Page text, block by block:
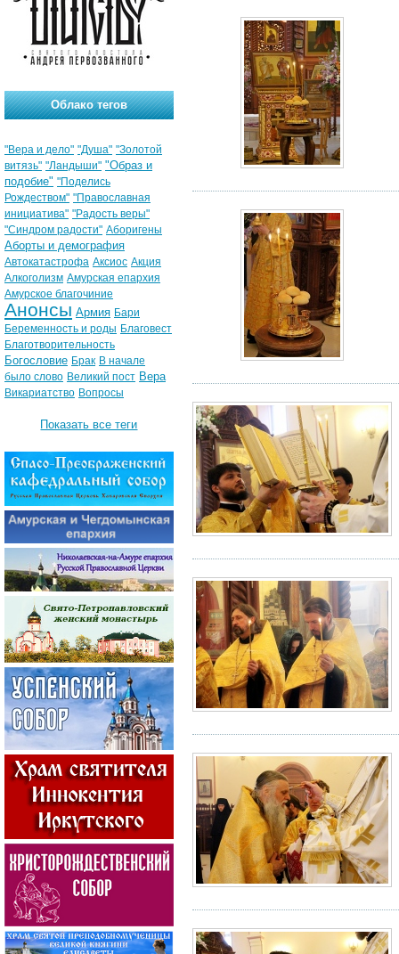
Облако тегов
"Вера и дело" "Душа" "Золотой
витязь" "Ландыши" "Образ и
подобие" "Поделись
Рождеством" "Православная
инициатива" "Радость веры"
"Синдром радости" Аборигены
Аборты и демография
Автокатастрофа Аксиос Акция
Алкоголизм Амурская епархия
Амурское благочиние
Анонсы Армия Бари
Беременность и роды Благовест
Благотворительность
Богословие Брак В начале
было слово Великий пост Вера
Викариатство Вопросы
Показать все теги